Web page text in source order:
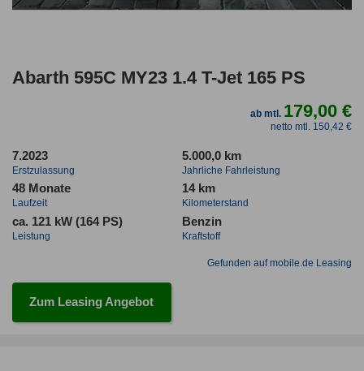
Abarth 595C MY23 1.4 T-Jet 165 PS
ab mtl. 179,00 €
netto mtl. 150,42 €
7.2023
Erstzulassung
5.000,0 km
Jahrliche Fahrleistung
48 Monate
Laufzeit
14 km
Kilometerstand
ca. 121 kW (164 PS)
Leistung
Benzin
Kraftstoff
Gefunden auf mobile.de Leasing
Zum Leasing Angebot